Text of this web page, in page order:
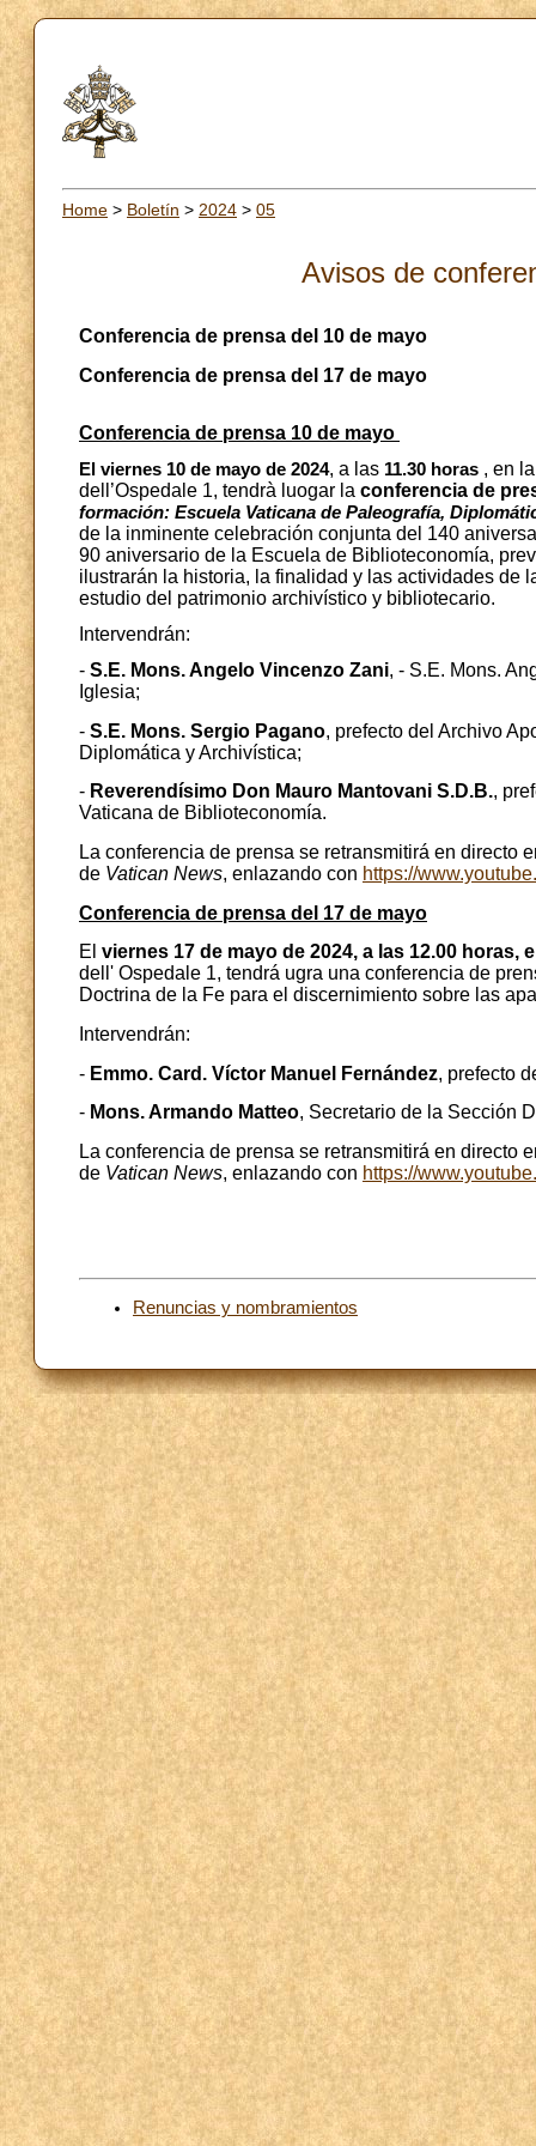
Home > Boletín > 2024 > 05
Avisos de
Conferencia de prensa del 10 de mayo
Conferencia de prensa del 17 de mayo
Conferencia de prensa 10 de mayo
El viernes 10 de mayo de 2024, a las 11.30 horas , en
dell’Ospedale 1, tendrà luogar la conferencia de
formación: Escuela Vaticana de Paleografía,
de la inminente celebración conjunta del 140
90 aniversario de la Escuela de Biblioteconomía,
ilustrarán la historia, la finalidad y las actividades de
estudio del patrimonio archivístico y bibliotecario.
Intervendrán:
- S.E. Mons. Angelo Vincenzo Zani, - S.E. Mons.
Iglesia;
- S.E. Mons. Sergio Pagano, prefecto del Archivo
Diplomática y Archivística;
- Reverendísimo Don Mauro Mantovani S.D.B.,
Vaticana de Biblioteconomía.
La conferencia de prensa se retransmitirá en
de Vatican News, enlazando con https://
Conferencia de prensa del 17 de mayo
El viernes 17 de mayo de 2024, a las 12.00 horas,
dell' Ospedale 1, tendrá ugra una conferencia de
Doctrina de la Fe para el discernimiento sobre las
Intervendrán:
- Emmo. Card. Víctor Manuel Fernández, prefecto
- Mons. Armando Matteo, Secretario de la Sección
La conferencia de prensa se retransmitirá en
de Vatican News, enlazando con https://
Renuncias y nombramientos